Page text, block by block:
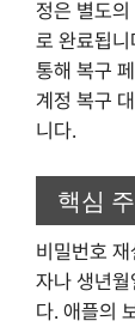
정은 별도
로 완료됩
통해 복구
계정 복구
니다.
핵심
비밀번호
자나 생년
다. 애플의